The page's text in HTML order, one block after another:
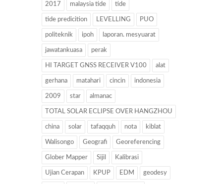
2017 malaysia tide tide
tide predicition LEVELLING PUO
politeknik ipoh laporan. mesyuarat
jawatankuasa perak
HI TARGET GNSS RECEIVER V100 alat
gerhana matahari cincin indonesia
2009 star almanac
TOTAL SOLAR ECLIPSE OVER HANGZHOU
china solar tafaqquh nota kiblat
Walisongo Geografi Georeferencing
Glober Mapper Sijil Kalibrasi
Ujian Cerapan KPUP EDM geodesy